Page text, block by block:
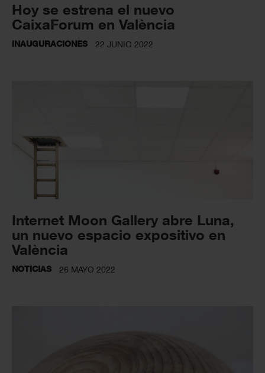
Hoy se estrena el nuevo
CaixaForum en València
INAUGURACIONES 22 JUNIO 2022
Internet Moon Gallery abre Luna,
un nuevo espacio expositivo en
València
NOTICIAS 26 MAYO 2022